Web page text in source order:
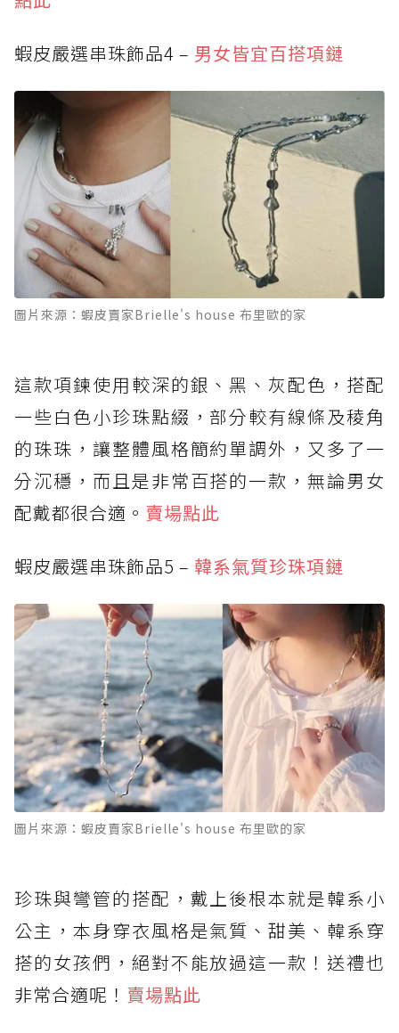
蝦皮嚴選串珠飾品4 – 男女皆宜百搭項鏈
圖片來源：蝦皮賣家Brielle's house 布里歐的家
這款項鍊使用較深的銀、黑、灰配色，搭配
一些白色小珍珠點綴，部分較有線條及稜角
的珠珠，讓整體風格簡約單調外，又多了一
分沉穩，而且是非常百搭的一款，無論男女
配戴都很合適。 賣場點此
蝦皮嚴選串珠飾品5 – 韓系氣質珍珠項鏈
圖片來源：蝦皮賣家Brielle's house 布里歐的家
珍珠與彎管的搭配，戴上後根本就是韓系小
公主，本身穿衣風格是氣質、甜美、韓系穿
搭的女孩們，絕對不能放過這一款！送禮也
非常合適呢！ 賣場點此